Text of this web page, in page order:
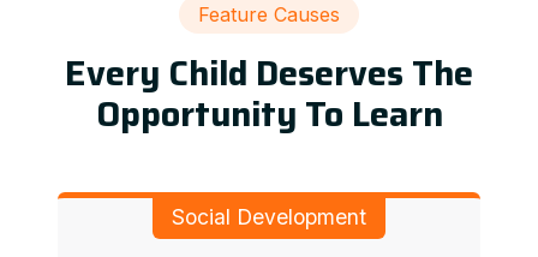
Feature Causes
Every Child Deserves The
Opportunity To Learn
Social Development